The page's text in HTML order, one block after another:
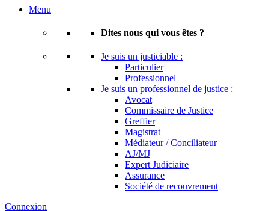
Menu
Dites nous qui vous êtes ?
Je suis un justiciable :
Particulier
Professionnel
Je suis un professionnel de justice :
Avocat
Commissaire de Justice
Greffier
Magistrat
Médiateur / Conciliateur
AJ/MJ
Expert Judiciaire
Assurance
Société de recouvrement
Connexion